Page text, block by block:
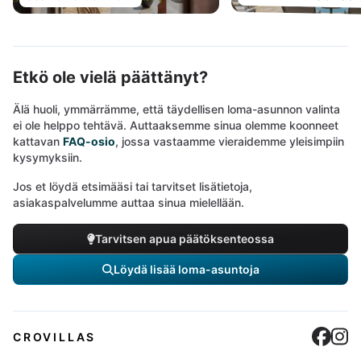
Etkö ole vielä päättänyt?
Älä huoli, ymmärrämme, että täydellisen loma-asunnon valinta
ei ole helppo tehtävä. Auttaaksemme sinua olemme koonneet
kattavan FAQ-osio, jossa vastaamme vieraidemme yleisimpiin
kysymyksiin.
Jos et löydä etsimääsi tai tarvitset lisätietoja,
asiakaspalvelumme auttaa sinua mielellään.
Tarvitsen apua päätöksenteossa
Löydä lisää loma-asuntoja
CROVILLAS